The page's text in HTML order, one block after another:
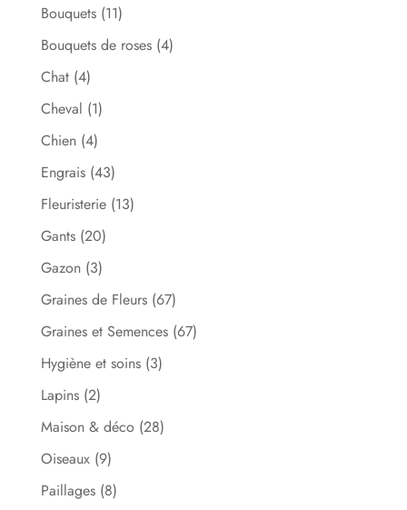
Bouquets (11)
Bouquets de roses (4)
Chat (4)
Cheval (1)
Chien (4)
Engrais (43)
Fleuristerie (13)
Gants (20)
Gazon (3)
Graines de Fleurs (67)
Graines et Semences (67)
Hygiène et soins (3)
Lapins (2)
Maison & déco (28)
Oiseaux (9)
Paillages (8)